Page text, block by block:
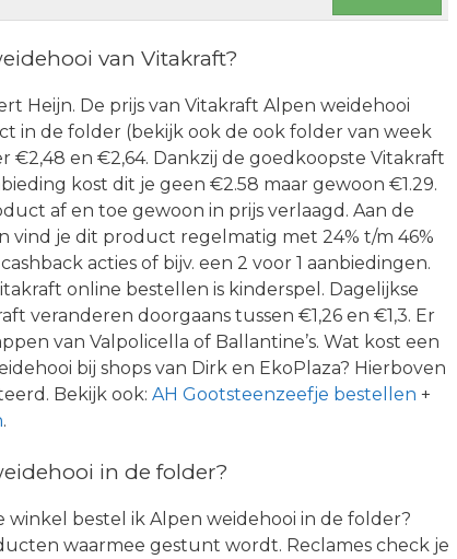
van Vitakraft?
Heijn. De prijs van Vitakraft Alpen weidehooi
in de folder (bekijk ook de ook folder van week
€2,48 en €2,64. Dankzij de goedkoopste Vitakraft
kost dit je geen €2.58 maar gewoon €1.29.
af en toe gewoon in prijs verlaagd. Aan de
vind je dit product regelmatig met 24% t/m 46%
acties of bijv. een 2 voor 1 aanbiedingen.
online bestellen is kinderspel. Dagelijkse
veranderen doorgaans tussen €1,26 en €1,3. Er
van Valpolicella of Ballantine’s. Wat kost een
bij shops van Dirk en EkoPlaza? Hierboven
Bekijk ook: AH Gootsteenzeefje bestellen +
.
in de folder?
bestel ik Alpen weidehooi in de folder?
waarmee gestunt wordt. Reclames check je